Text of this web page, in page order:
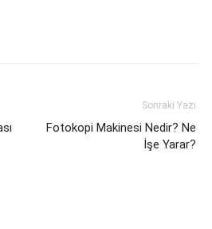
Sonraki Yazı
Fotokopi Makinesi Nedir? Ne
İşe Yarar?